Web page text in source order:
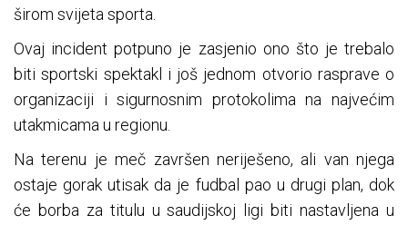
širom svijeta sporta.
Ovaj incident potpuno je zasjenio ono što je trebalo
biti sportski spektakl i još jednom otvorio rasprave o
organizaciji i sigurnosnim protokolima na najvećim
utakmicama u regionu.
Na terenu je meč završen neriješeno, ali van njega
ostaje gorak utisak da je fudbal pao u drugi plan, dok
će borba za titulu u saudijskoj ligi biti nastavljena u